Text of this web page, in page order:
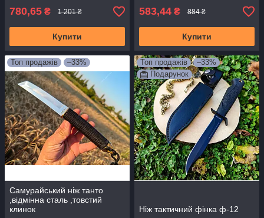
780,65 ₴ 1 201 ₴
Купити
583,44 ₴ 884 ₴
Купити
Топ продажів –33%
Самурайський ніж танто
,відмінна сталь ,товстий
клинок
Топ продажів
–33%
Подарунок
Ніж тактичний фінка ф-12